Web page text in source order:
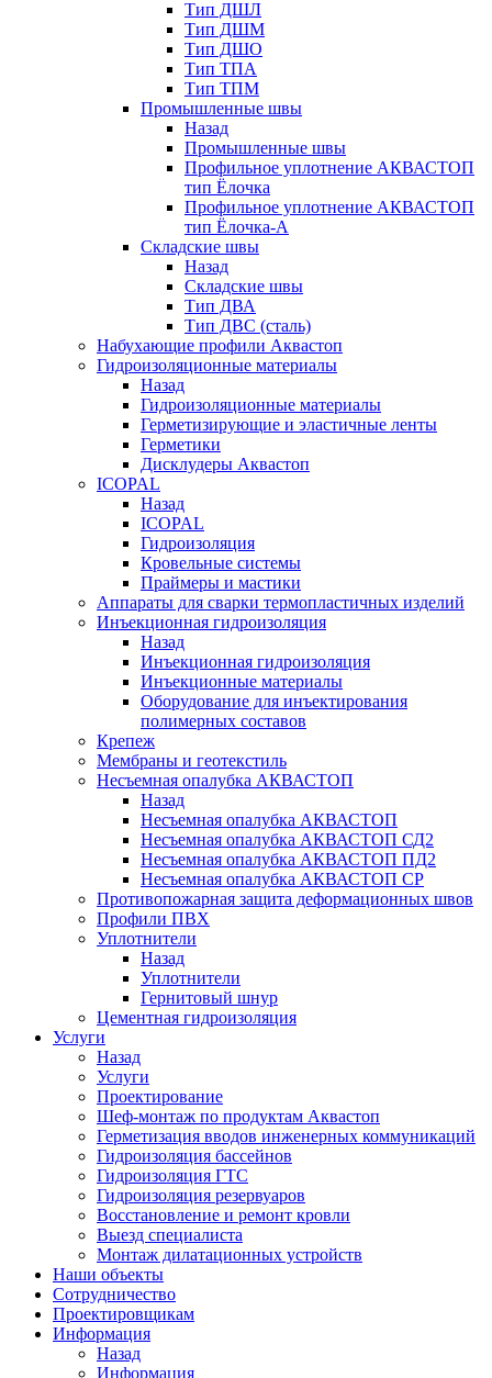
Тип ДШЛ
Тип ДШМ
Тип ДШО
Тип ТПА
Тип ТПМ
Промышленные швы
Назад
Промышленные швы
Профильное уплотнение АКВАСТОП
тип Ёлочка
Профильное уплотнение АКВАСТОП
тип Ёлочка-А
Складские швы
Назад
Складские швы
Тип ДВА
Тип ДВС (сталь)
Набухающие профили Аквастоп
Гидроизоляционные материалы
Назад
Гидроизоляционные материалы
Герметизирующие и эластичные ленты
Герметики
Дисклудеры Аквастоп
ICOPAL
Назад
ICOPAL
Гидроизоляция
Кровельные системы
Праймеры и мастики
Аппараты для сварки термопластичных изделий
Инъекционная гидроизоляция
Назад
Инъекционная гидроизоляция
Инъекционные материалы
Оборудование для инъектирования
полимерных составов
Крепеж
Мембраны и геотекстиль
Несъемная опалубка АКВАСТОП
Назад
Несъемная опалубка АКВАСТОП
Несъемная опалубка АКВАСТОП СД2
Несъемная опалубка АКВАСТОП ПД2
Несъемная опалубка АКВАСТОП СР
Противопожарная защита деформационных швов
Профили ПВХ
Уплотнители
Назад
Уплотнители
Гернитовый шнур
Цементная гидроизоляция
Услуги
Назад
Услуги
Проектирование
Шеф-монтаж по продуктам Аквастоп
Герметизация вводов инженерных коммуникаций
Гидроизоляция бассейнов
Гидроизоляция ГТС
Гидроизоляция резервуаров
Восстановление и ремонт кровли
Выезд специалиста
Монтаж дилатационных устройств
Наши объекты
Сотрудничество
Проектировщикам
Информация
Назад
Информация